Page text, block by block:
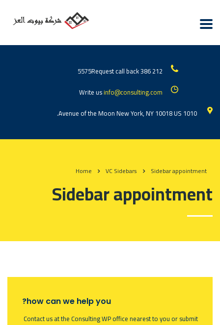
212 386 5575
Request call back
Write usinfo@consulting.com
1010 Avenue of the Moon New York, NY 10018 US.
Home VC Sidebars Sidebar appointment
Sidebar appointment
how can we help you?
Contact us at the Consulting WP office nearest to you or submit